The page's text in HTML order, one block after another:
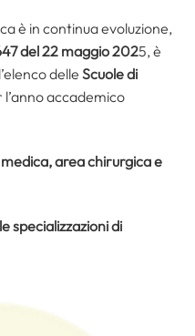
è in continua evoluzione,
del 22 maggio 2025, è
delle Scuole di
l’anno accademico
area chirurgica e
specializzazioni di